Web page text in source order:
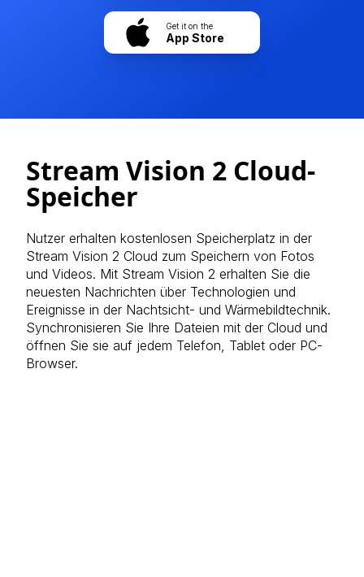
Get it on the
App Store
Stream Vision 2 Cloud-
Speicher
Nutzer erhalten kostenlosen Speicherplatz in der
Stream Vision 2 Cloud zum Speichern von Fotos
und Videos. Mit Stream Vision 2 erhalten Sie die
neuesten Nachrichten über Technologien und
Ereignisse in der Nachtsicht- und Wärmebildtechnik.
Synchronisieren Sie Ihre Dateien mit der Cloud und
öffnen Sie sie auf jedem Telefon, Tablet oder PC-
Browser.